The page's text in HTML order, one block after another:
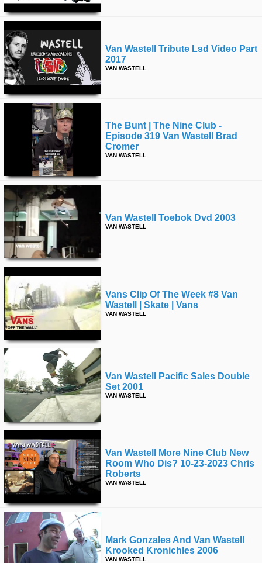
Van Wastell Tribute Lsd Video Part
2017
VAN WASTELL
The Bunt | The Nine Club -
Episode 319 Van Wastell Brad
Cromer
VAN WASTELL
Van Wastell Toebok Dvd 2003
VAN WASTELL
Vans Clip Of The Week #8 Van
Wastell | Skate | Vans
VAN WASTELL
Van Wastell Pacific Sales Double
Set 2001
VAN WASTELL
Van Wastell More Nine Club New
Room Who Dis? 10-23-2023 Chris
Roberts
VAN WASTELL
Mark Gonzales And Van Wastell
Krooked Kronichles 2006
VAN WASTELL